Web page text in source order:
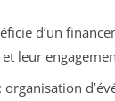
d’un
leur